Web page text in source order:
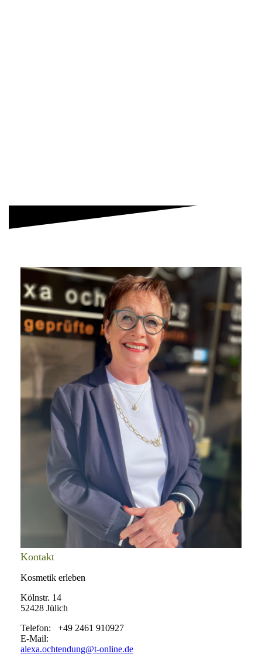
Kontakt
Kosmetik erleben
Kölnstr. 14
52428 Jülich
Telefon: +49 2461 910927
E-Mail:
alexa.ochtendung@t-online.de